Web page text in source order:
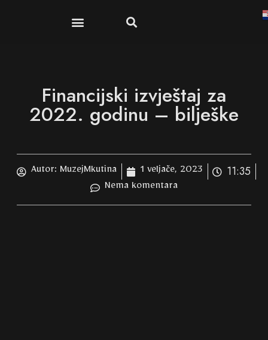
Financijski izvještaj za
2022. godinu – bilješke
Autor: MuzejMkutina 1 veljače, 2023 11:35
Nema komentara